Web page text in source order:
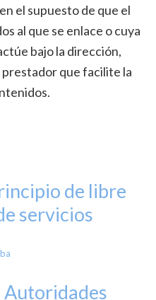
el supuesto de que el
al que se enlace o cuya
bajo la dirección,
que facilite la
de libre
servicios
Autoridades